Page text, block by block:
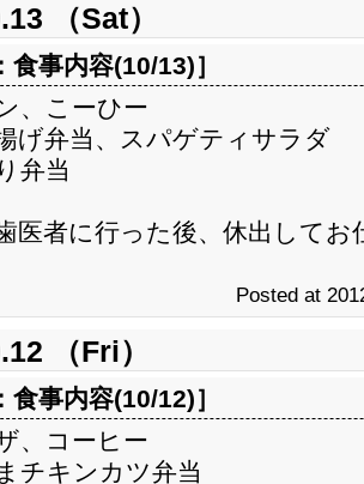
（Sat）
食事内容(10/13)］
、こーひー
げ弁当、スパゲティサラダ
弁当
医者に行った後、休出してお
Posted at
（Fri）
食事内容(10/12)］
、コーヒー
チキンカツ弁当